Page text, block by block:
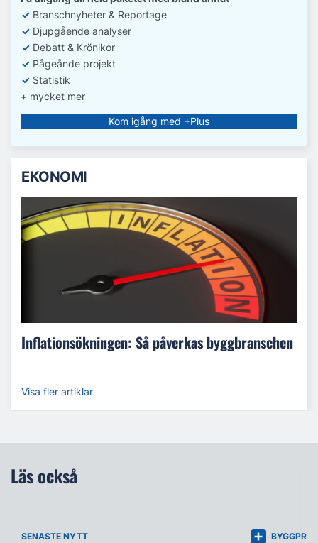
✓ Branschnyheter & Reportage
✓ Djupgående analyser
✓ Debatt & Krönikor
✓ Pågeånde projekt
✓ Statistik
+ mycket mer
Kom igång med +Plus
EKONOMI
Inflationsökningen: Så påverkas byggbranschen
Visa fler artiklar
Läs också
SENASTE NYTT